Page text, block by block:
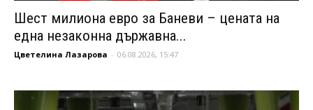
Шест милиона евро за Баневи – цената на
една незаконна държавна...
Цветелина Лазарова - 06.08.2026, 15:47